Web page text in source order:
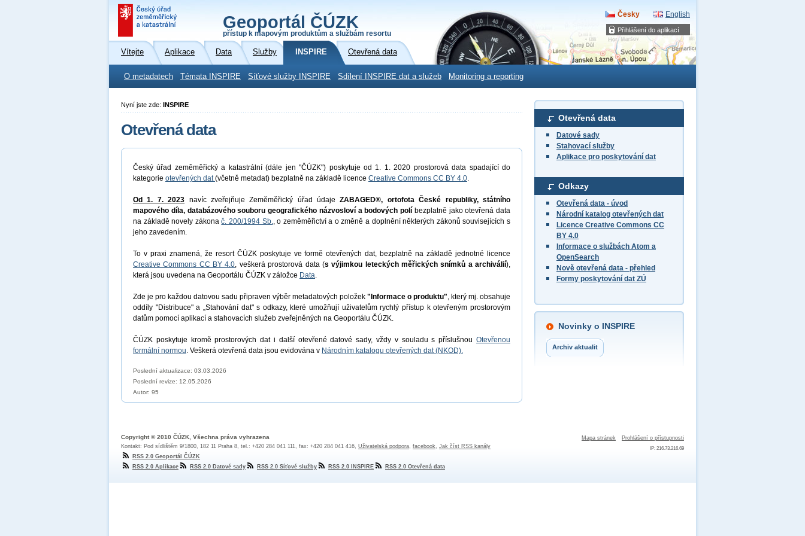
Přihlášení do aplikací
Geoportál ČÚZK
přístup k mapovým produktům a službám resortu
Česky English
Vítejte Aplikace Data Služby INSPIRE Otevřená data
O metadatech Témata INSPIRE Síťové služby INSPIRE Sdílení INSPIRE dat a služeb Monitoring a reporting
Otevřená data
Datové sady
Stahovací služby
Aplikace pro poskytování dat
Odkazy
Otevřená data - úvod
Národní katalog otevřených dat
Licence Creative Commons CC
BY 4.0
Informace o službách Atom a
OpenSearch
Nově otevřená data - přehled
Formy poskytování dat ZÚ
Novinky o INSPIRE
Archiv aktualit
Nyní jste zde: INSPIRE
Otevřená data
Český úřad zeměměřický a katastrální (dále jen "ČÚZK") poskytuje od 1. 1. 2020 prostorová data spadající do
kategorie otevřených dat(včetně metadat) bezplatně na základě licence Creative Commons CC BY 4.0.
Od 1. 7. 2023 navíc zveřejňuje Zeměměřický úřad údajeZABAGED®, ortofota České republiky, státního
mapového díla, databázového souboru geografického názvosloví a bodových polí bezplatně jako otevřená data
na základě novely zákonač. 200/1994 Sb., o zeměměřictví a o změně a doplnění některých zákonů souvisejících s
jeho zavedením.
To v praxi znamená, že resort ČÚZK poskytuje ve formě otevřených dat, bezplatně na základě jednotné licence
Creative Commons CC BY 4.0, veškerá prostorová data (s výjimkou leteckých měřických snímků a archiválií),
která jsou uvedena na Geoportálu ČÚZK v záložce Data.
Zde je pro každou datovou sadu připraven výběr metadatových položek "Informace o produktu", který mj. obsahuje
oddíly "Distribuce" a „Stahování dat" s odkazy, které umožňují uživatelům rychlý přístup k otevřeným prostorovým
datům pomocí aplikací a stahovacích služeb zveřejněných na Geoportálu ČÚZK.
ČÚZK poskytuje kromě prostorových dat i další otevřené datové sady, vždy v souladu s příslušnou Otevřenou
formální normou. Veškerá otevřená data jsou evidována v Národním katalogu otevřených dat (NKOD).
Poslední aktualizace: 03.03.2026
Poslední revize: 12.05.2026
Autor: 95
Mapa stránek Prohlášení o přístupnosti
IP: 216.73.216.69
Copyright © 2010 ČÚZK, Všechna práva vyhrazena
Kontakt: Pod sídlištěm 9/1800, 182 11 Praha 8, tel.: +420 284 041 111, fax: +420 284 041 416, Uživatelská podpora, facebook, Jak číst RSS kanály
RSS 2.0 Geoportál ČÚZK
RSS 2.0 Aplikace
RSS 2.0 Datové sady RSS 2.0 Síťové služby RSS 2.0 INSPIRE RSS 2.0 Otevřená data